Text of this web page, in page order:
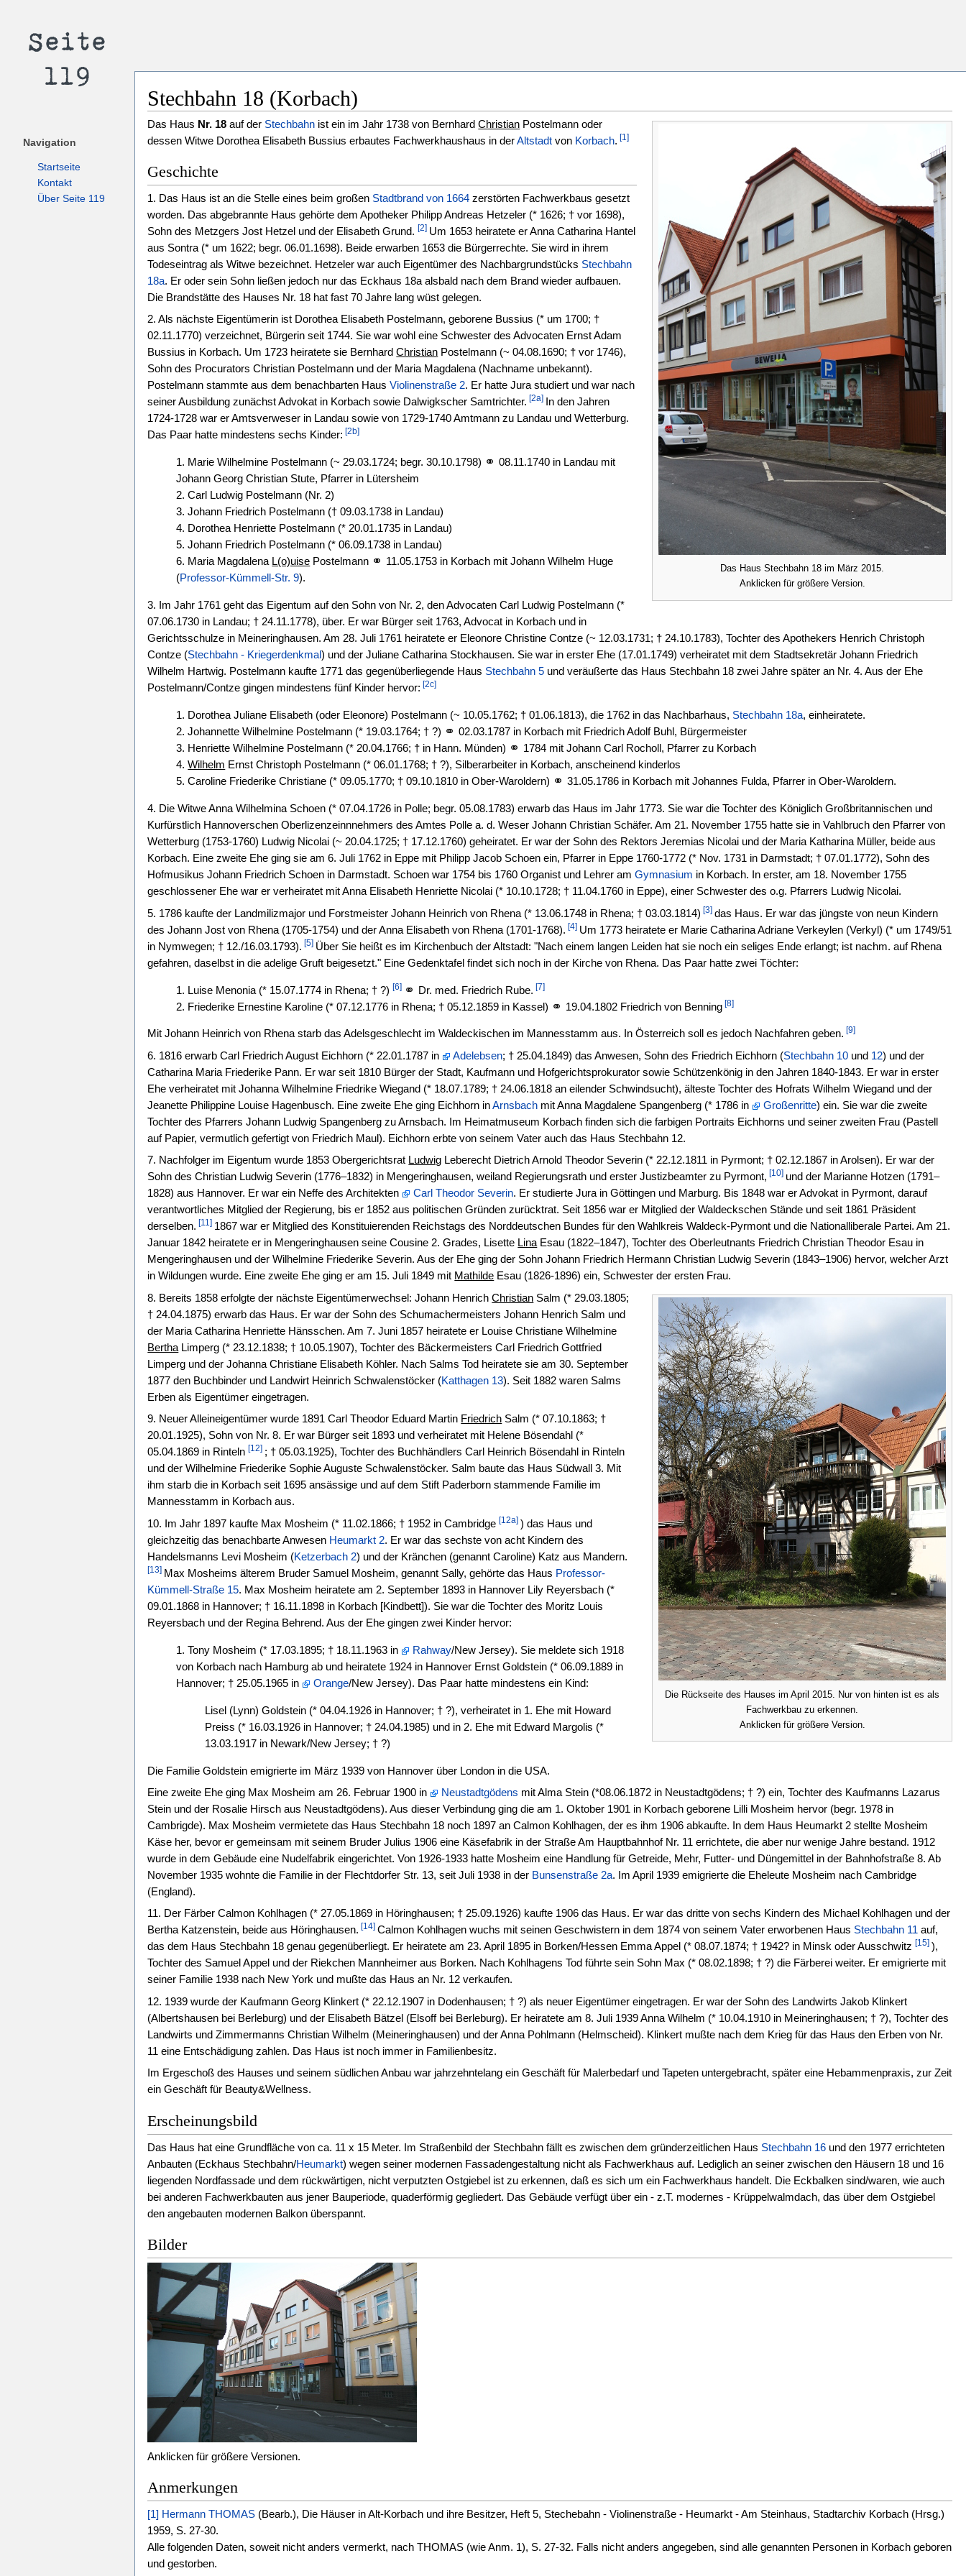
Stechbahn 18 (Korbach)
Das Haus Stechbahn 18 im März 2015.
Anklicken für größere Version.
Das Haus Nr. 18 auf der Stechbahn ist ein im Jahr 1738 von BernhardChristian Postelmann oder
dessen Witwe Dorothea Elisabeth Bussius erbautes Fachwerkhaushaus in derAltstadt von Korbach. [1]
Geschichte
1. Das Haus ist an die Stelle eines beim großen Stadtbrand von 1664 zerstörten Fachwerkbaus gesetzt
worden. Das abgebrannte Haus gehörte dem Apotheker Philipp Andreas Hetzeler (* 1626; † vor 1698),
Sohn des Metzgers Jost Hetzel und der Elisabeth Grund.[2] Um 1653 heiratete er Anna Catharina Hantel
aus Sontra (* um 1622; begr. 06.01.1698). Beide erwarben 1653 die Bürgerrechte. Sie wird in ihrem
Todeseintrag als Witwe bezeichnet. Hetzeler war auch Eigentümer des Nachbargrundstücks Stechbahn
18a. Er oder sein Sohn ließen jedoch nur das Eckhaus 18a alsbald nach dem Brand wieder aufbauen.
Die Brandstätte des Hauses Nr. 18 hat fast 70 Jahre lang wüst gelegen.
2. Als nächste Eigentümerin ist Dorothea Elisabeth Postelmann, geborene Bussius (* um 1700; †
02.11.1770) verzeichnet, Bürgerin seit 1744. Sie war wohl eine Schwester des Advocaten Ernst Adam
Bussius in Korbach. Um 1723 heiratete sie BernhardChristian Postelmann (~ 04.08.1690; † vor 1746),
Sohn des Procurators Christian Postelmann und der Maria Magdalena (Nachname unbekannt).
Postelmann stammte aus dem benachbarten HausViolinenstraße 2. Er hatte Jura studiert und war nach
seiner Ausbildung zunächst Advokat in Korbach sowie Dalwigkscher Samtrichter. [2a]
In den Jahren
1724-1728 war er Amtsverweser in Landau sowie von 1729-1740 Amtmann zu Landau und Wetterburg.
Das Paar hatte mindestens sechs Kinder: [2b]
1. Marie Wilhelmine Postelmann (~ 29.03.1724; begr. 30.10.1798) ⚭08.11.1740 in Landau mit
Johann Georg Christian Stute, Pfarrer in Lütersheim
2. Carl Ludwig Postelmann (Nr. 2)
3. Johann Friedrich Postelmann († 09.03.1738 in Landau)
4. Dorothea Henriette Postelmann (* 20.01.1735 in Landau)
5. Johann Friedrich Postelmann (* 06.09.1738 in Landau)
6. Maria Magdalena L(o)uise Postelmann ⚭ 11.05.1753 in Korbach mit Johann Wilhelm Huge
(Professor-Kümmell-Str. 9).
3. Im Jahr 1761 geht das Eigentum auf den Sohn von Nr. 2, den Advocaten Carl Ludwig Postelmann (*
07.06.1730 in Landau; † 24.11.1778), über. Er war Bürger seit 1763, Advocat in Korbach und in
Gerichtsschulze in Meineringhausen. Am 28. Juli 1761 heiratete er Eleonore Christine Contze (~ 12.03.1731; † 24.10.1783), Tochter des Apothekers Henrich Christoph
Contze (Stechbahn - Kriegerdenkmal) und der Juliane Catharina Stockhausen. Sie war in erster Ehe (17.01.1749) verheiratet mit dem Stadtsekretär Johann Friedrich
Wilhelm Hartwig. Postelmann kaufte 1771 das gegenüberliegende Haus Stechbahn 5 und veräußerte das Haus Stechbahn 18 zwei Jahre später an Nr. 4. Aus der Ehe
Postelmann/Contze gingen mindestens fünf Kinder hervor: [2c]
1. Dorothea Juliane Elisabeth (oder Eleonore) Postelmann (~ 10.05.1762; † 01.06.1813), die 1762 in das Nachbarhaus, Stechbahn 18a, einheiratete.
2. Johannette Wilhelmine Postelmann (* 19.03.1764; † ?) ⚭02.03.1787 in Korbach mit Friedrich Adolf Buhl, Bürgermeister
3. Henriette Wilhelmine Postelmann (* 20.04.1766; † in Hann. Münden) ⚭ 1784 mit Johann Carl Rocholl, Pfarrer zu Korbach
4.Wilhelm Ernst Christoph Postelmann (* 06.01.1768; † ?), Silberarbeiter in Korbach, anscheinend kinderlos
5. Caroline Friederike Christiane (* 09.05.1770; † 09.10.1810 in Ober-Waroldern) ⚭31.05.1786 in Korbach mit Johannes Fulda, Pfarrer in Ober-Waroldern.
4. Die Witwe Anna Wilhelmina Schoen (* 07.04.1726 in Polle; begr. 05.08.1783) erwarb das Haus im Jahr 1773. Sie war die Tochter des Königlich Großbritannischen und
Kurfürstlich Hannoverschen Oberlizenzeinnnehmers des Amtes Polle a. d. Weser Johann Christian Schäfer. Am 21. November 1755 hatte sie in Vahlbruch den Pfarrer von
Wetterburg (1753-1760) Ludwig Nicolai (~ 20.04.1725; † 17.12.1760) geheiratet. Er war der Sohn des Rektors Jeremias Nicolai und der Maria Katharina Müller, beide aus
Korbach. Eine zweite Ehe ging sie am 6. Juli 1762 in Eppe mit Philipp Jacob Schoen ein, Pfarrer in Eppe 1760-1772 (* Nov. 1731 in Darmstadt; † 07.01.1772), Sohn des
Hofmusikus Johann Friedrich Schoen in Darmstadt. Schoen war 1754 bis 1760 Organist und Lehrer amGymnasium in Korbach. In erster, am 18. November 1755
geschlossener Ehe war er verheiratet mit Anna Elisabeth Henriette Nicolai (* 10.10.1728; † 11.04.1760 in Eppe), einer Schwester des o.g. Pfarrers Ludwig Nicolai.
5. 1786 kaufte der Landmilizmajor und Forstmeister Johann Heinrich von Rhena (* 13.06.1748 in Rhena; † 03.03.1814) [3] das Haus. Er war das jüngste von neun Kindern
des Johann Jost von Rhena (1705-1754) und der Anna Elisabeth von Rhena (1701-1768). [4] Um 1773 heiratete er Marie Catharina Adriane Verkeylen (Verkyl) (* um 1749/51
in Nymwegen; † 12./16.03.1793). [5] Über Sie heißt es im Kirchenbuch der Altstadt: "Nach einem langen Leiden hat sie noch ein seliges Ende erlangt; ist nachm. auf Rhena
gefahren, daselbst in die adelige Gruft beigesetzt." Eine Gedenktafel findet sich noch in der Kirche von Rhena. Das Paar hatte zwei Töchter:
1. Luise Menonia (* 15.07.1774 in Rhena; † ?)[6] ⚭ Dr. med. Friedrich Rube. [7]
2. Friederike Ernestine Karoline (* 07.12.1776 in Rhena; † 05.12.1859 in Kassel) ⚭ 19.04.1802 Friedrich von Benning [8]
Mit Johann Heinrich von Rhena starb das Adelsgeschlecht im Waldeckischen im Mannesstamm aus. In Österreich soll es jedoch Nachfahren geben. [9]
6. 1816 erwarb Carl Friedrich August Eichhorn (* 22.01.1787 in Adelebsen; † 25.04.1849) das Anwesen, Sohn des Friedrich Eichhorn (Stechbahn 10 und 12) und der
Catharina Maria Friederike Pann. Er war seit 1810 Bürger der Stadt, Kaufmann und Hofgerichtsprokurator sowie Schützenkönig in den Jahren 1840-1843. Er war in erster
Ehe verheiratet mit Johanna Wilhelmine Friedrike Wiegand (* 18.07.1789; † 24.06.1818 an eilender Schwindsucht), älteste Tochter des Hofrats Wilhelm Wiegand und der
Jeanette Philippine Louise Hagenbusch. Eine zweite Ehe ging Eichhorn inArnsbach mit Anna Magdalene Spangenberg (* 1786 in Großenritte) ein. Sie war die zweite
Tochter des Pfarrers Johann Ludwig Spangenberg zu Arnsbach. Im Heimatmuseum Korbach finden sich die farbigen Portraits Eichhorns und seiner zweiten Frau (Pastell
auf Papier, vermutlich gefertigt von Friedrich Maul). Eichhorn erbte von seinem Vater auch das Haus Stechbahn 12.
7. Nachfolger im Eigentum wurde 1853 Obergerichtsrat Ludwig Leberecht Dietrich Arnold Theodor Severin (* 22.12.1811 in Pyrmont; † 02.12.1867 in Arolsen). Er war der
Sohn des Christian Ludwig Severin (1776–1832) in Mengeringhausen, weiland Regierungsrath und erster Justizbeamter zu Pyrmont, [10] und der Marianne Hotzen (1791–
1828) aus Hannover. Er war ein Neffe des Architekten
Carl Theodor Severin. Er studierte Jura in Göttingen und Marburg. Bis 1848 war er Advokat in Pyrmont, darauf
verantwortliches Mitglied der Regierung, bis er 1852 aus politischen Gründen zurücktrat. Seit 1856 war er Mitglied der Waldeckschen Stände und seit 1861 Präsident
derselben. [11] 1867 war er Mitglied des Konstituierenden Reichstags des Norddeutschen Bundes für den Wahlkreis Waldeck-Pyrmont und die Nationalliberale Partei. Am 21.
Januar 1842 heiratete er in Mengeringhausen seine Cousine 2. Grades, Lisette Lina Esau (1822–1847), Tochter des Oberleutnants Friedrich Christian Theodor Esau in
Mengeringhausen und der Wilhelmine Friederike Severin. Aus der Ehe ging der Sohn Johann Friedrich Hermann Christian Ludwig Severin (1843–1906) hervor, welcher Arzt
in Wildungen wurde. Eine zweite Ehe ging er am 15. Juli 1849 mit Mathilde Esau (1826-1896) ein, Schwester der ersten Frau.
Die Rückseite des Hauses im April 2015. Nur von hinten ist es als
Fachwerkbau zu erkennen.
Anklicken für größere Version.
8. Bereits 1858 erfolgte der nächste Eigentümerwechsel: Johann HenrichChristian Salm (* 29.03.1805;
† 24.04.1875) erwarb das Haus. Er war der Sohn des Schumachermeisters Johann Henrich Salm und
der Maria Catharina Henriette Hänsschen. Am 7. Juni 1857 heiratete er Louise Christiane Wilhelmine
Bertha Limperg (* 23.12.1838; † 10.05.1907), Tochter des Bäckermeisters Carl Friedrich Gottfried
Limperg und der Johanna Christiane Elisabeth Köhler. Nach Salms Tod heiratete sie am 30. September
1877 den Buchbinder und Landwirt Heinrich Schwalenstöcker (Katthagen 13). Seit 1882 waren Salms
Erben als Eigentümer eingetragen.
9. Neuer Alleineigentümer wurde 1891 Carl Theodor Eduard Martin Friedrich Salm (* 07.10.1863; †
20.01.1925), Sohn von Nr. 8. Er war Bürger seit 1893 und verheiratet mit Helene Bösendahl (*
05.04.1869 in Rinteln[12] ; † 05.03.1925), Tochter des Buchhändlers Carl Heinrich Bösendahl in Rinteln
und der Wilhelmine Friederike Sophie Auguste Schwalenstöcker. Salm baute das Haus Südwall 3. Mit
ihm starb die in Korbach seit 1695 ansässige und auf dem Stift Paderborn stammende Familie im
Mannesstamm in Korbach aus.
10. Im Jahr 1897 kaufte Max Mosheim (* 11.02.1866; † 1952 in Cambridge[12a] ) das Haus und
gleichzeitig das benachbarte Anwesen Heumarkt 2. Er war das sechste von acht Kindern des
Handelsmanns Levi Mosheim (Ketzerbach 2) und der Kränchen (genannt Caroline) Katz aus Mandern.
[13] Max Mosheims älterem Bruder Samuel Mosheim, genannt Sally, gehörte das Haus Professor-
Kümmell-Straße 15. Max Mosheim heiratete am 2. September 1893 in Hannover Lily Reyersbach (*
09.01.1868 in Hannover; † 16.11.1898 in Korbach [Kindbett]). Sie war die Tochter des Moritz Louis
Reyersbach und der Regina Behrend. Aus der Ehe gingen zwei Kinder hervor:
1. Tony Mosheim (* 17.03.1895; † 18.11.1963 in Rahway/New Jersey). Sie meldete sich 1918
von Korbach nach Hamburg ab und heiratete 1924 in Hannover Ernst Goldstein (* 06.09.1889 in
Hannover; † 25.05.1965 in
Orange/New Jersey). Das Paar hatte mindestens ein Kind:
Lisel (Lynn) Goldstein (* 04.04.1926 in Hannover; † ?), verheiratet in 1. Ehe mit Howard
Preiss (* 16.03.1926 in Hannover; † 24.04.1985) und in 2. Ehe mit Edward Margolis (*
13.03.1917 in Newark/New Jersey; † ?)
Die Familie Goldstein emigrierte im März 1939 von Hannover über London in die USA.
Eine zweite Ehe ging Max Mosheim am 26. Februar 1900 in
Neustadtgödens mit Alma Stein (*08.06.1872 in Neustadtgödens; † ?) ein, Tochter des Kaufmanns Lazarus
Stein und der Rosalie Hirsch aus Neustadtgödens). Aus dieser Verbindung ging die am 1. Oktober 1901 in Korbach geborene Lilli Mosheim hervor (begr. 1978 in
Cambrigde). Max Mosheim vermietete das Haus Stechbahn 18 noch 1897 an Calmon Kohlhagen, der es ihm 1906 abkaufte. In dem Haus Heumarkt 2 stellte Mosheim
Käse her, bevor er gemeinsam mit seinem Bruder Julius 1906 eine Käsefabrik in der Straße Am Hauptbahnhof Nr. 11 errichtete, die aber nur wenige Jahre bestand. 1912
wurde in dem Gebäude eine Nudelfabrik eingerichtet. Von 1926-1933 hatte Mosheim eine Handlung für Getreide, Mehr, Futter- und Düngemittel in der Bahnhofstraße 8. Ab
November 1935 wohnte die Familie in der Flechtdorfer Str. 13, seit Juli 1938 in der Bunsenstraße 2a. Im April 1939 emigrierte die Eheleute Mosheim nach Cambridge
(England).
11. Der Färber Calmon Kohlhagen (* 27.05.1869 in Höringhausen; † 25.09.1926) kaufte 1906 das Haus. Er war das dritte von sechs Kindern des Michael Kohlhagen und der
Bertha Katzenstein, beide aus Höringhausen. [14] Calmon Kohlhagen wuchs mit seinen Geschwistern in dem 1874 von seinem Vater erworbenen Haus Stechbahn 11 auf,
das dem Haus Stechbahn 18 genau gegenüberliegt. Er heiratete am 23. April 1895 in Borken/Hessen Emma Appel (* 08.07.1874; † 1942? in Minsk oder Ausschwitz[15] ),
Tochter des Samuel Appel und der Riekchen Mannheimer aus Borken. Nach Kohlhagens Tod führte sein Sohn Max (* 08.02.1898; † ?) die Färberei weiter. Er emigrierte mit
seiner Familie 1938 nach New York und mußte das Haus an Nr. 12 verkaufen.
12. 1939 wurde der Kaufmann Georg Klinkert (* 22.12.1907 in Dodenhausen; † ?) als neuer Eigentümer eingetragen. Er war der Sohn des Landwirts Jakob Klinkert
(Albertshausen bei Berleburg) und der Elisabeth Bätzel (Elsoff bei Berleburg). Er heiratete am 8. Juli 1939 Anna Wilhelm (* 10.04.1910 in Meineringhausen; † ?), Tochter des
Landwirts und Zimmermanns Christian Wilhelm (Meineringhausen) und der Anna Pohlmann (Helmscheid). Klinkert mußte nach dem Krieg für das Haus den Erben von Nr.
11 eine Entschädigung zahlen. Das Haus ist noch immer in Familienbesitz.
Im Ergeschoß des Hauses und seinem südlichen Anbau war jahrzehntelang ein Geschäft für Malerbedarf und Tapeten untergebracht, später eine Hebammenpraxis, zur Zeit
ein Geschäft für Beauty&Wellness.
Erscheinungsbild
Das Haus hat eine Grundfläche von ca. 11 x 15 Meter. Im Straßenbild der Stechbahn fällt es zwischen dem gründerzeitlichen Haus Stechbahn 16 und den 1977 errichteten
Anbauten (Eckhaus Stechbahn/Heumarkt) wegen seiner modernen Fassadengestaltung nicht als Fachwerkhaus auf. Lediglich an seiner zwischen den Häusern 18 und 16
liegenden Nordfassade und dem rückwärtigen, nicht verputzten Ostgiebel ist zu erkennen, daß es sich um ein Fachwerkhaus handelt. Die Eckbalken sind/waren, wie auch
bei anderen Fachwerkbauten aus jener Bauperiode, quaderförmig gegliedert. Das Gebäude verfügt über ein - z.T. modernes - Krüppelwalmdach, das über dem Ostgiebel
den angebauten modernen Balkon überspannt.
Bilder
Anklicken für größere Versionen.
Anmerkungen
[1] Hermann THOMAS (Bearb.), Die Häuser in Alt-Korbach und ihre Besitzer, Heft 5, Stechebahn - Violinenstraße - Heumarkt - Am Steinhaus, Stadtarchiv Korbach (Hrsg.)
1959, S. 27-30.
Alle folgenden Daten, soweit nicht anders vermerkt, nach THOMAS (wie Anm. 1), S. 27-32. Falls nicht anders angegeben, sind alle genannten Personen in Korbach geboren
und gestorben.
Navigation
Startseite
Kontakt
Über Seite 119